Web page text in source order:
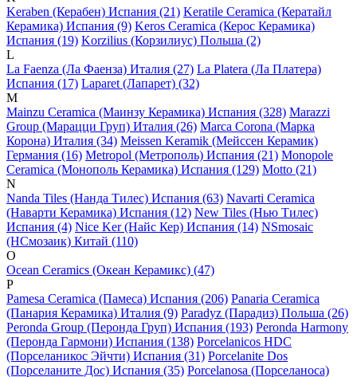
Keraben (Керабен) Испания (21) Keratile Ceramica (Кератайл
Керамика) Испания (9) Keros Ceramica (Керос Керамика)
Испания (19) Korzilius (Корзилиус) Польша (2)
L
La Faenza (Ла Фаенза) Италия (27) La Platera (Ла Платера)
Испания (17) Laparet (Лапарет) (32)
M
Mainzu Ceramica (Маинзу Керамика) Испания (328) Marazzi
Group (Марацци Груп) Италия (26) Marca Corona (Марка
Корона) Италия (34) Meissen Keramik (Мейсcен Керамик)
Германия (16) Metropol (Метрополь) Испания (21) Monopole
Ceramica (Монополь Керамика) Испания (129) Motto (21)
N
Nanda Tiles (Нанда Тилес) Испания (63) Navarti Ceramica
(Наварти Керамика) Испания (12) New Tiles (Нью Тилес)
Испания (4) Nice Ker (Найс Кер) Испания (14) NSmosaic
(НСмозаик) Китай (110)
O
Ocean Ceramics (Океан Керамикс) (47)
P
Pamesa Ceramica (Памеса) Испания (206) Panaria Ceramica
(Панария Керамика) Италия (9) Paradyz (Парадиз) Польша (26)
Peronda Group (Перонда Груп) Испания (193) Peronda Harmony
(Перонда Гармони) Испания (138) Porcelanicos HDC
(Порселаникос Эйчти) Испания (31) Porcelanite Dos
(Порселаните Дос) Испания (35) Porcelanosa (Порселаноса)